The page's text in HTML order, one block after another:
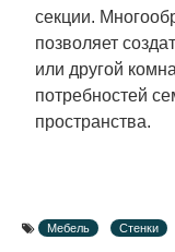
секции.
позволяет
или другой
потребностей
пространства.
Мебель Стенки